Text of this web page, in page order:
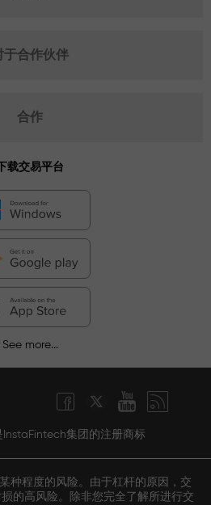
于合作伙伴
合作
载交易平台
See more...
InstaFintech集团的注册商标
种程度的风险。由于杠杆的原因，交
的高风险。除非您完全了解所进行交